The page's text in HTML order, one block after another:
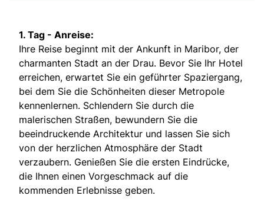
1. Tag - Anreise:
Ihre Reise beginnt mit der Ankunft in Maribor, der
charmanten Stadt an der Drau. Bevor Sie Ihr Hotel
erreichen, erwartet Sie ein geführter Spaziergang,
bei dem Sie die Schönheiten dieser Metropole
kennenlernen. Schlendern Sie durch die
malerischen Straßen, bewundern Sie die
beeindruckende Architektur und lassen Sie sich
von der herzlichen Atmosphäre der Stadt
verzaubern. Genießen Sie die ersten Eindrücke,
die Ihnen einen Vorgeschmack auf die
kommenden Erlebnisse geben.